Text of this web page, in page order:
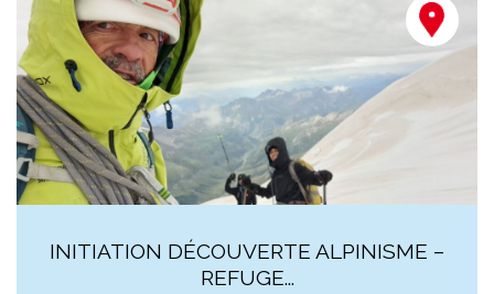
INITIATION DÉCOUVERTE ALPINISME –
REFUGE...